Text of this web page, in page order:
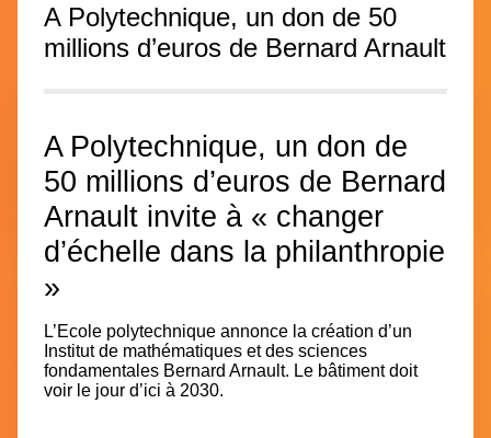
A Polytechnique, un don de 50
millions d’euros de Bernard Arnault
A Polytechnique, un don de
50 millions d’euros de Bernard
Arnault invite à « changer
d’échelle dans la philanthropie
»
L’Ecole polytechnique annonce la création d’un
Institut de mathématiques et des sciences
fondamentales Bernard Arnault. Le bâtiment doit
voir le jour d’ici à 2030.